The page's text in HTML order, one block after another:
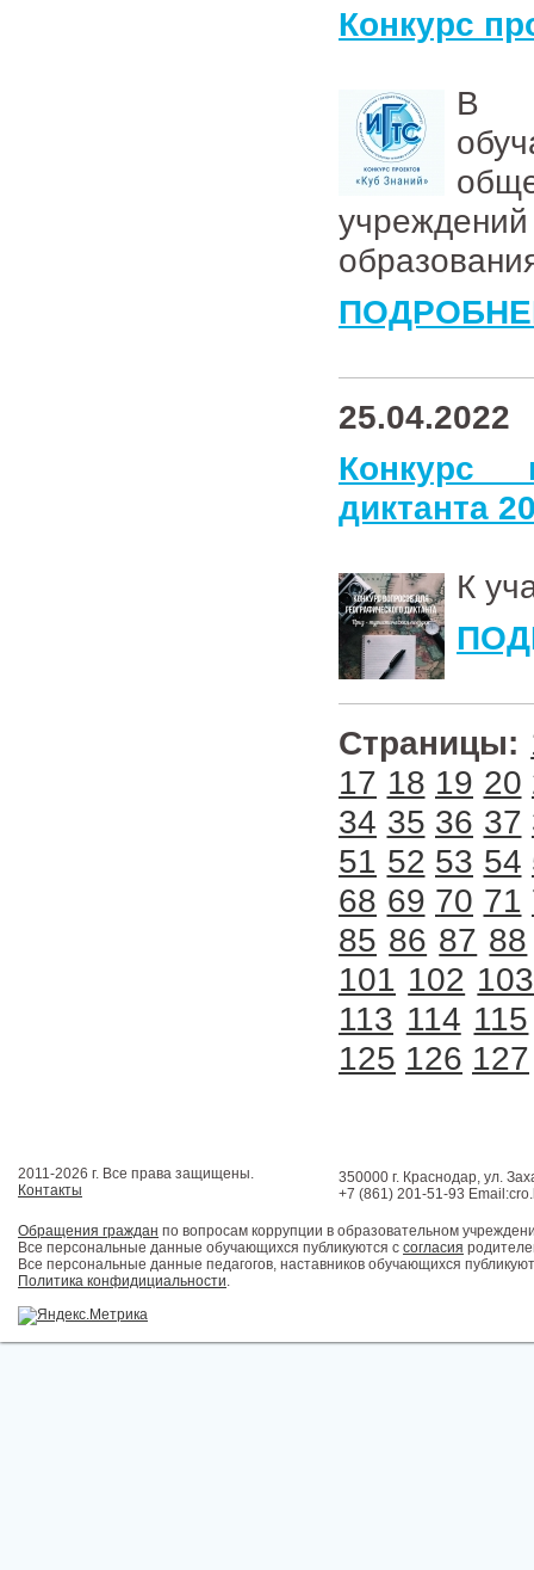
Конкурс
В
25.04.2022
Конкурс
диктанта
К
Страницы:
17 18 19 20
34 35 36 37
51 52 53 54
68 69 70 71
85 86 87 88
101 102 103
113 114 115
125 126 127
2011-2026 г. Все права защищены.
Контакты
350000 г. Краснодар, ул.
+7 (861) 201-51-93
Обращения граждан по вопросам коррупции в образовательном
Все персональные данные обучающихся публикуются с согласия
Все персональные данные педагогов, наставников обучающихся
Политика конфидициальности.